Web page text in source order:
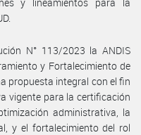
N° 113/2023 la ANDIS
y Fortalecimiento de
propuesta integral con el fin
vigente para la certificación
administrativa, la
y el fortalecimiento del rol